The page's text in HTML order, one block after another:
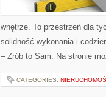
wnętrze. To przestrzeń dla
solidność wykonania i
– Zrób to Sam. Na stronie
CATEGORIES: